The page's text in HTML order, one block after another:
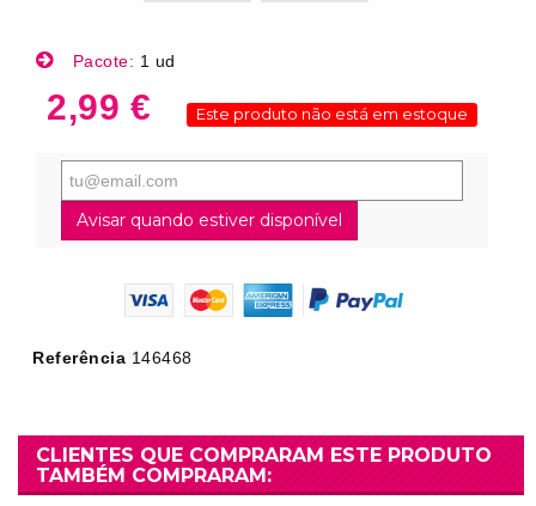
Pacote: 1 ud
2,99 € Este produto não está em estoque
Avisar quando estiver disponível
Referência 146468
CLIENTES QUE COMPRARAM ESTE PRODUTO
TAMBÉM COMPRARAM: